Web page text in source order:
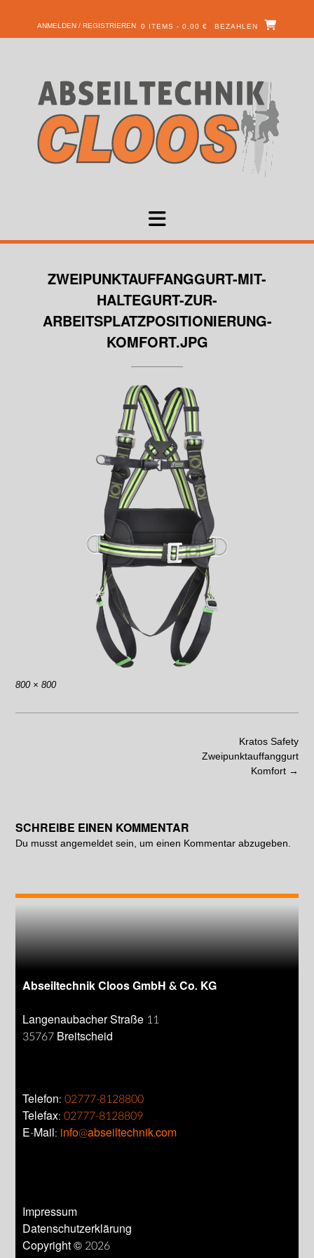
ANMELDEN / REGISTRIEREN 0 ITEMS - 0,00 € BEZAHLEN
ZWEIPUNKTAUFFANGGURT-MIT-
HALTEGURT-ZUR-
ARBEITSPLATZPOSITIONIERUNG-
KOMFORT.JPG
800 × 800
Kratos Safety
Zweipunktauffanggurt
Komfort →
SCHREIBE EINEN KOMMENTAR
Du musst angemeldet sein, um einen Kommentar abzugeben.
Abseiltechnik Cloos GmbH & Co. KG
Langenaubacher Straße 11
35767 Breitscheid
Telefon:02777-8128800
Telefax:02777-8128809
E-Mail: info@abseiltechnik.com
Impressum
Datenschutzerklärung
Copyright © 2026